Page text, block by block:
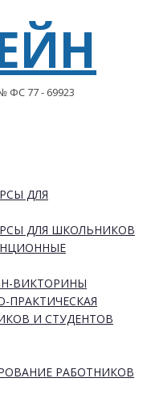
ФС 77 - 69923
ДЛЯ
ДЛЯ ШКОЛЬНИКОВ
ВИКТОРИНЫ
ПРАКТИЧЕСКАЯ
И СТУДЕНТОВ
РАБОТНИКОВ